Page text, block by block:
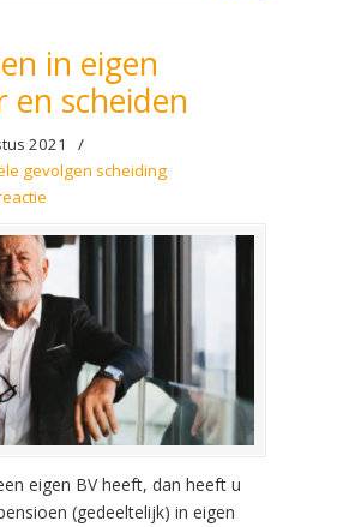
in eigen
en scheiden
2021
/
gevolgen scheiding
eigen BV heeft, dan heeft u
(gedeeltelijk) in eigen